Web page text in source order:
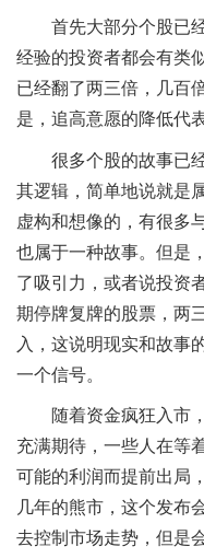
首先大部分个股已
经验的投资者都会有类
已经翻了两三倍，几百
是，追高意愿的降低代
很多个股的故事已
其逻辑，简单地说就是
虚构和想像的，有很多
也属于一种故事。但是
了吸引力，或者说投资
期停牌复牌的股票，两
入，这说明现实和故事
一个信号。
随着资金疯狂入市
充满期待，一些人在等
可能的利润而提前出局
几年的熊市，这个发布
去控制市场走势，但是